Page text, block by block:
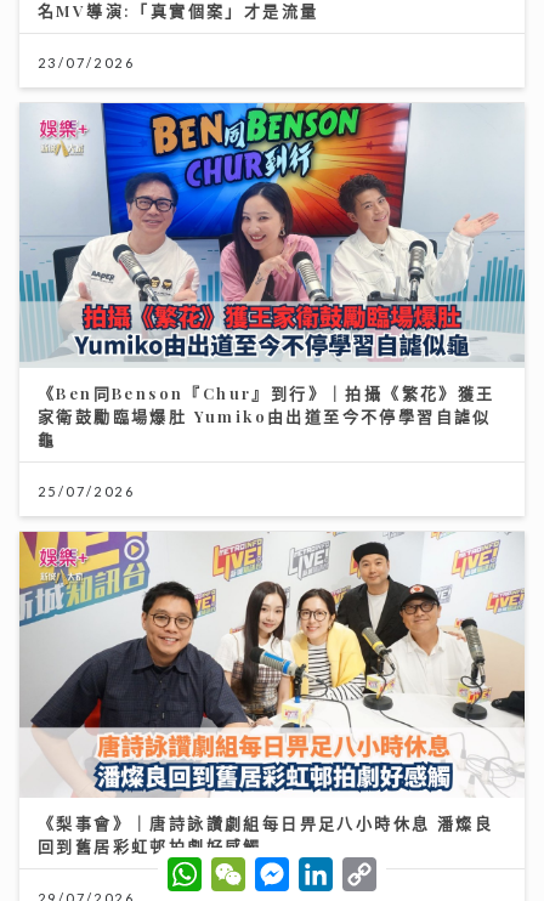
名MV導演:「真實個案」才是流量
23/07/2026
《Ben同Benson『Chur』到行》｜拍攝《繁花》獲王
家衛鼓勵臨場爆肚 Yumiko由出道至今不停學習自謔似
龜
25/07/2026
《梨事會》｜唐詩詠讚劇組每日畀足八小時休息 潘燦良
回到舊居彩虹邨拍劇好感觸
29/07/2026
W
h
W
e
M
e
L
C